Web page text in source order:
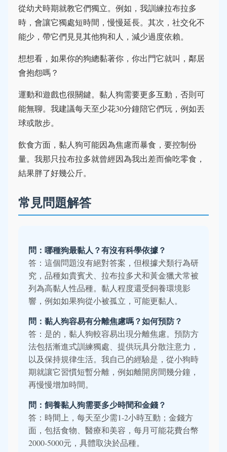
從幼犬時期就教它們獨立。例如，我訓練拉布拉多
時，會讓它獨處短時間，慢慢延長。其次，社交化不
能少，帶它們見見其他狗和人，減少過度依賴。
想想看，如果你的狗總黏著你，你出門它就叫，鄰居
會抱怨嗎？
運動和遊戲也很關鍵。黏人狗需要更多互動，否則可
能無聊。我建議每天至少花30分鐘陪它們玩，例如丟
球或散步。
飲食方面，黏人狗可能因為焦慮而暴食，要控制份
量。我那只拉布拉多就曾經因為我出差而偷吃零食，
結果胖了好幾公斤。
常見問題解答
問：哪種狗最黏人？有沒有科學依據？
答：這個問題沒有絕對答案，但根據犬類行為研
究，品種如貴賓犬、拉布拉多犬和黃金獵犬常被
列為高黏人性品種。黏人程度還受飼養環境影
響，例如如果狗從小被孤立，可能更黏人。
問：黏人狗容易有分離焦慮嗎？如何預防？
答：是的，黏人狗較容易出現分離焦慮。預防方
法包括漸進式訓練獨處、提供玩具分散注意力，
以及保持規律生活。我自己的經驗是，從小狗時
期就讓它習慣短暫分離，例如離開房間幾分鐘，
再慢慢增加時間。
問：飼養黏人狗需要多少時間和金錢？
答：時間上，每天至少需1-2小時互動；金錢方
面，包括食物、醫療和美容，每月可能花費台幣
2000-5000元，具體取決於品種。